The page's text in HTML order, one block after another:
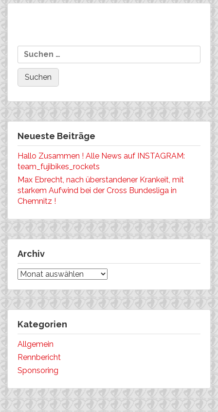
Neueste Beiträge
Hallo Zusammen ! Alle News auf INSTAGRAM:
team_fujibikes_rockets
Max Ebrecht, nach überstandener Krankeit, mit
starkem Aufwind bei der Cross Bundesliga in
Chemnitz !
Archiv
Archiv
Kategorien
Allgemein
Rennbericht
Sponsoring